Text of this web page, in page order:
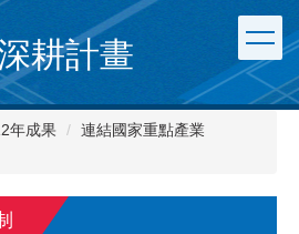
耕計畫
年成果
連結國家重點產業